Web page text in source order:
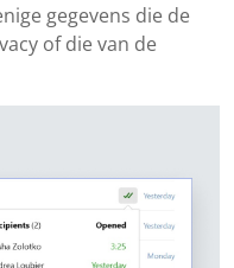
gegevens die de
of die van de